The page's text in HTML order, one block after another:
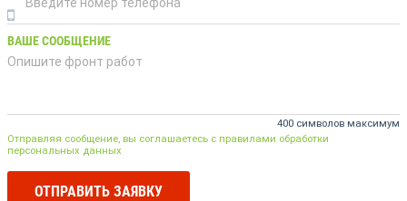
ВАШЕ СООБЩЕНИЕ
400 символов максимум
Отправляя сообщение, вы соглашаетесь с правилами обработки
персональных данных
ОТПРАВИТЬ ЗАЯВКУ